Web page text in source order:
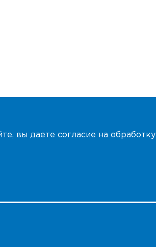
вы даете согласие на обработку